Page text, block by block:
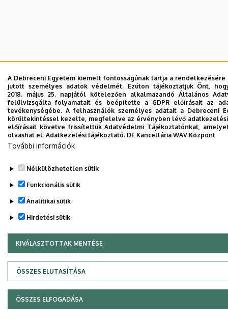
A Debreceni Egyetem kiemelt fontosságúnak tartja a
jutott személyes adatok védelmét. Ezúton tájékoztatjuk Önt,
2018. május 25. napjától kötelezően alkalmazandó Általános
felülvizsgálta folyamatait és beépítette a GDPR előírásait az
tevékenységébe. A felhasználók személyes adatait a Debreceni
körültekintéssel kezelte, megfelelve az érvényben lévő adatkezelési
előírásait követve frissítettük Adatvédelmi Tájékoztatónkat,
olvashat el: Adatkezelési tájékoztató. DE Kancellária WAV Központ
További információk
Nélkülözhetetlen sütik
Funkcionális sütik
Analitikai sütik
Hirdetési sütik
KIVÁLASZTOTTAK MENTÉSE
ÖSSZES ELUTASÍTÁSA
WITHDRAW CONSENT
ÖSSZES ELFOGADÁSA